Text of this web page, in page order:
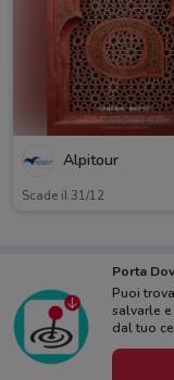
Alpitour
Scade il 31/12
Porta
Puoi
salvarle
dal tuo